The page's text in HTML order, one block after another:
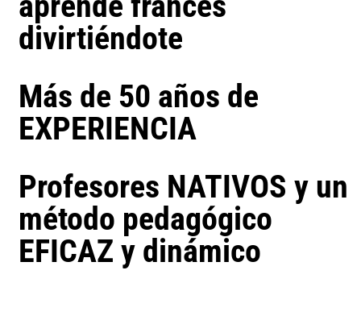
divirtiéndote
Más de 50 años de
EXPERIENCIA
Profesores NATIVOS y un
método pedagógico
EFICAZ y dinámico